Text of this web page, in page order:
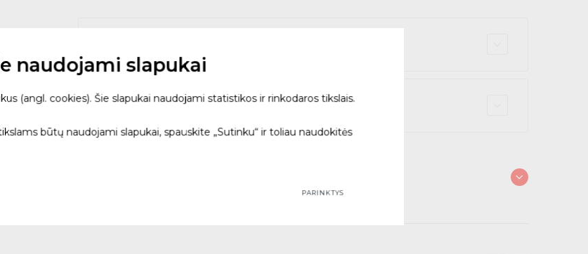
Pristatymas į pasirinktą vietą
naudojami slapukai
(angl. cookies). Šie slapukai naudojami statistikos ir rinkodaros tikslais.
būtų naudojami slapukai, spauskite „Sutinku“ ir toliau naudokitės
PARINKTYS